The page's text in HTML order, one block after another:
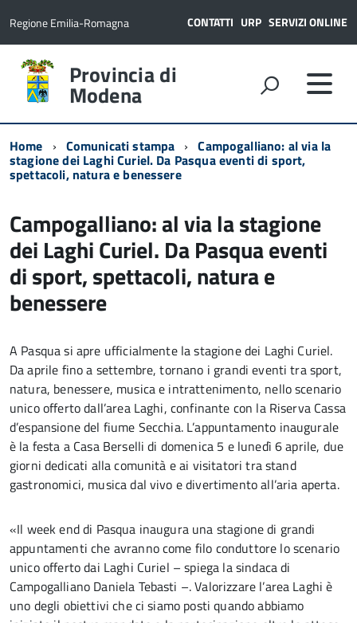
Regione Emilia-Romagna CONTATTI URP SERVIZI ONLINE
Provincia di
Modena
Home Comunicati stampa Campogalliano: al via la
stagione dei Laghi Curiel. Da Pasqua eventi di sport,
spettacoli, natura e benessere
Campogalliano: al via la stagione
dei Laghi Curiel. Da Pasqua eventi
di sport, spettacoli, natura e
benessere
A Pasqua si apre ufficialmente la stagione dei Laghi Curiel.
Da aprile fino a settembre, tornano i grandi eventi tra sport,
natura, benessere, musica e intrattenimento, nello scenario
unico offerto dall’area Laghi, confinante con la Riserva Cassa
d’espansione del fiume Secchia. L’appuntamento inaugurale
è la festa a Casa Berselli di domenica 5 e lunedì 6 aprile, due
giorni dedicati alla comunità e ai visitatori tra stand
gastronomici, musica dal vivo e divertimento all’aria aperta.
«Il week end di Pasqua inaugura una stagione di grandi
appuntamenti che avranno come filo conduttore lo scenario
unico offerto dai Laghi Curiel – spiega la sindaca di
Campogalliano Daniela Tebasti –. Valorizzare l’area Laghi è
uno degli obiettivi che ci siamo posti quando abbiamo